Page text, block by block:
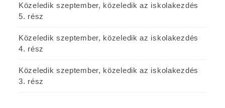
Közeledik szeptember, közeledik az iskolakezdés
5. rész
Közeledik szeptember, közeledik az iskolakezdés
4. rész
Közeledik szeptember, közeledik az iskolakezdés
3. rész